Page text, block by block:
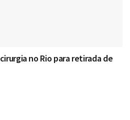
no Rio para retirada de